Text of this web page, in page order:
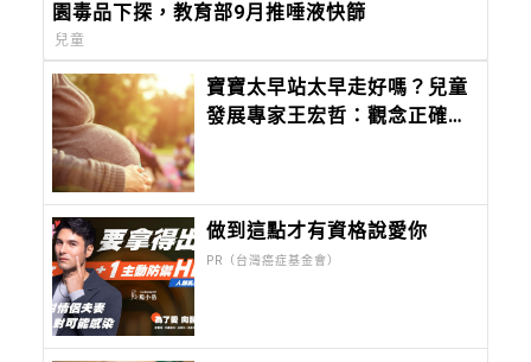
園毒品下探，教育部9月推唾液快篩
兒童
寶寶太早站太早走好嗎？兒童
發展專家王宏哲：觀念正確才
做到這點才有資格說愛你
PR（台灣癌症基金會）